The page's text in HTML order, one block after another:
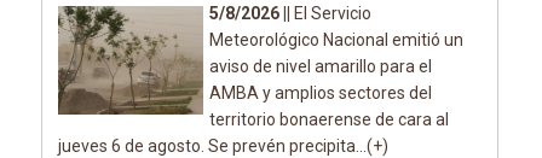
5/8/2026 ||
El Servicio
Meteorológico Nacional emitió un
aviso de nivel amarillo para el
AMBA y amplios sectores del
territorio bonaerense de cara al
jueves 6 de agosto. Se prevén precipita...(+)